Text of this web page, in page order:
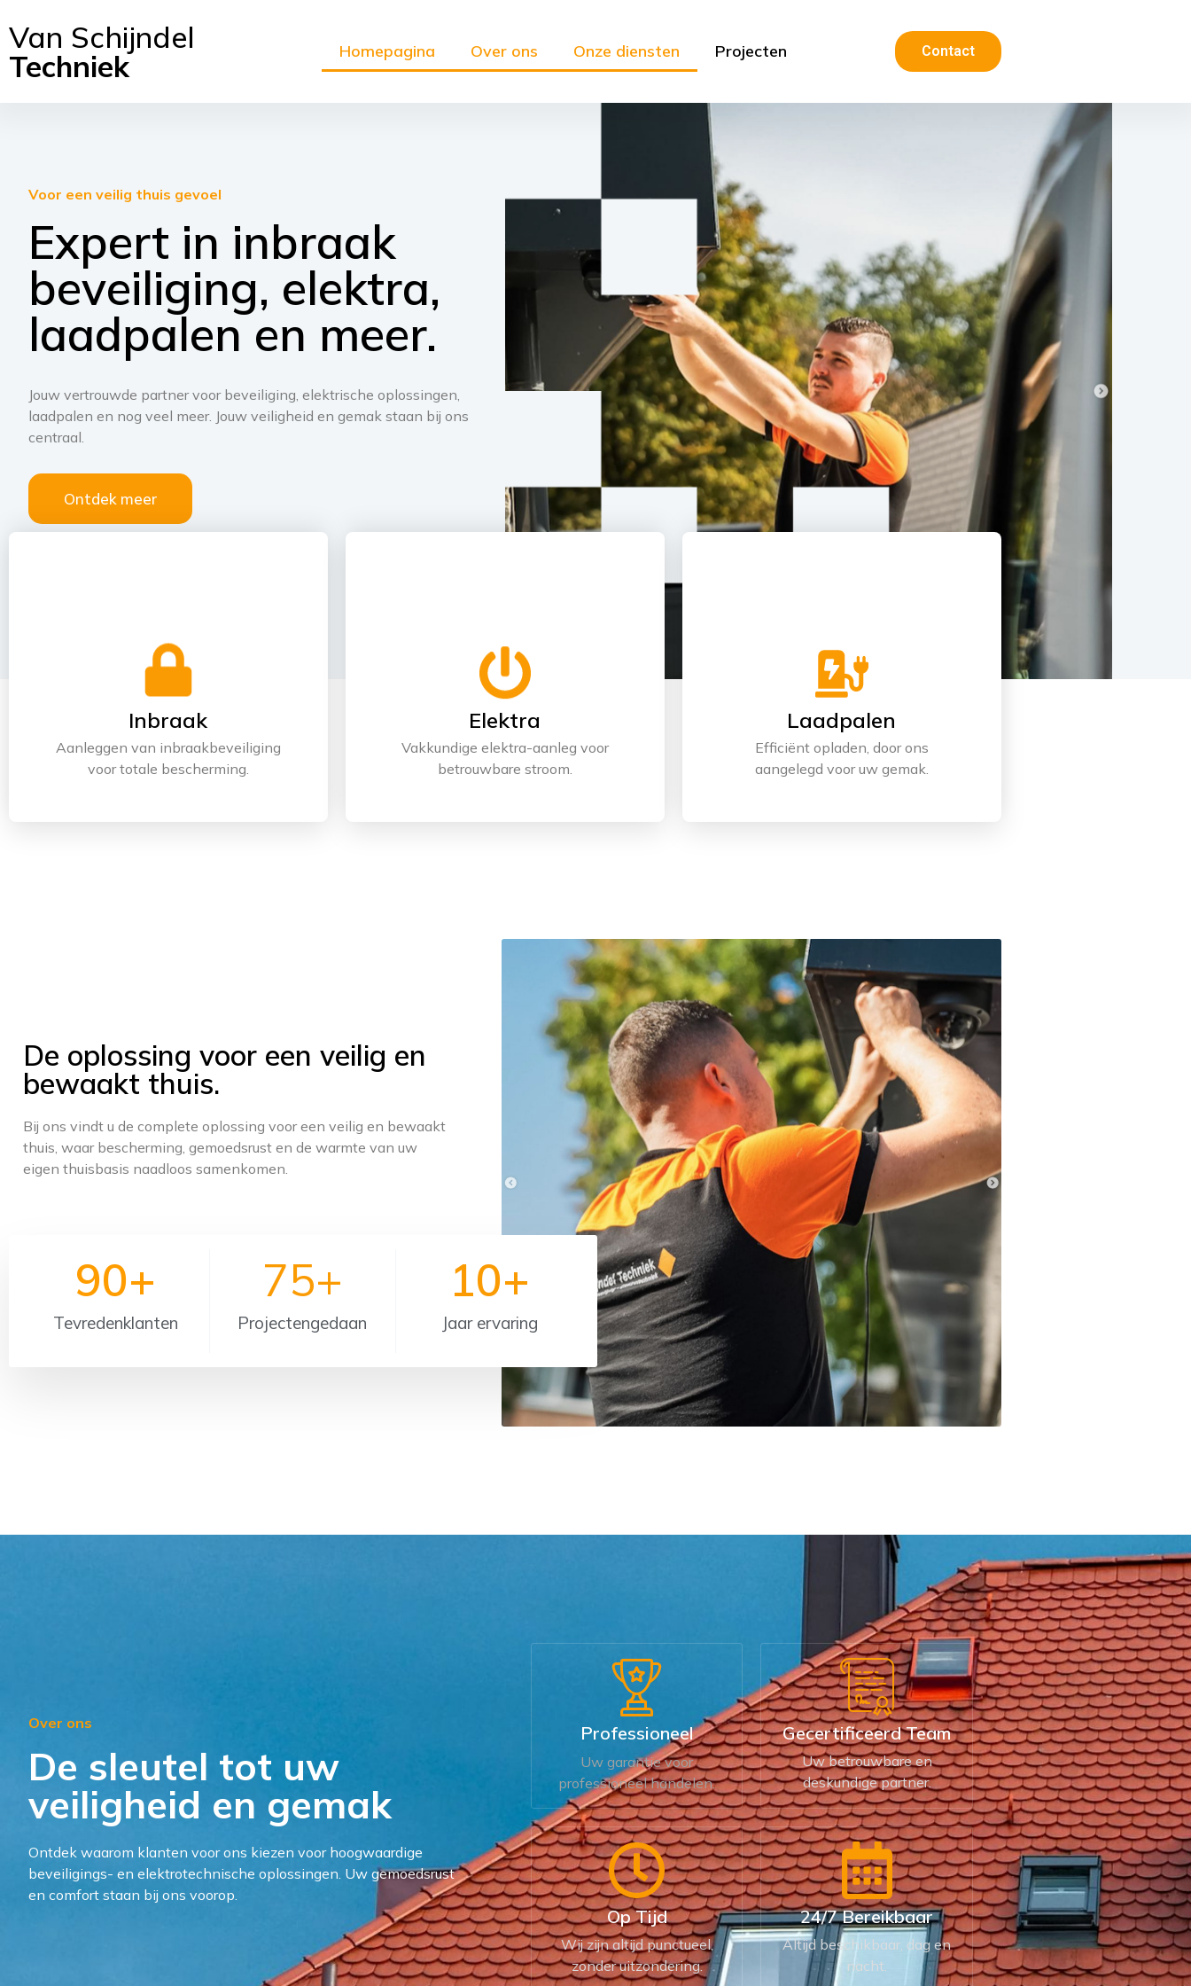
Van Schijndel
Techniek
Homepagina Over ons Onze diensten Projecten Contact
Voor een veilig thuis gevoel
Expert in inbraak
beveiliging, elektra,
laadpalen en meer.
Jouw vertrouwde partner voor beveiliging, elektrische oplossingen,
laadpalen en nog veel meer. Jouw veiligheid en gemak staan bij ons
centraal.
Ontdek meer
Inbraak
Aanleggen van inbraakbeveiliging
voor totale bescherming.
Elektra
Vakkundige elektra-aanleg voor
betrouwbare stroom.
Laadpalen
Efficiënt opladen, door ons
aangelegd voor uw gemak.
De oplossing voor een veilig en
bewaakt thuis.
Bij ons vindt u de complete oplossing voor een veilig en bewaakt
thuis, waar bescherming, gemoedsrust en de warmte van uw
eigen thuisbasis naadloos samenkomen.
Tevredenklanten
90+
Projectengedaan
75+
Jaar ervaring
10+
Over ons
De sleutel tot uw
veiligheid en gemak
Ontdek waarom klanten voor ons kiezen voor hoogwaardige
beveiligings- en elektrotechnische oplossingen. Uw gemoedsrust
en comfort staan bij ons voorop.
Professioneel
Uw garantie voor
professioneel handelen.
Gecertificeerd Team
Uw betrouwbare en
deskundige partner.
Op Tijd
Wij zijn altijd punctueel,
zonder uitzondering.
24/7 Bereikbaar
Altijd beschikbaar, dag en
nacht.